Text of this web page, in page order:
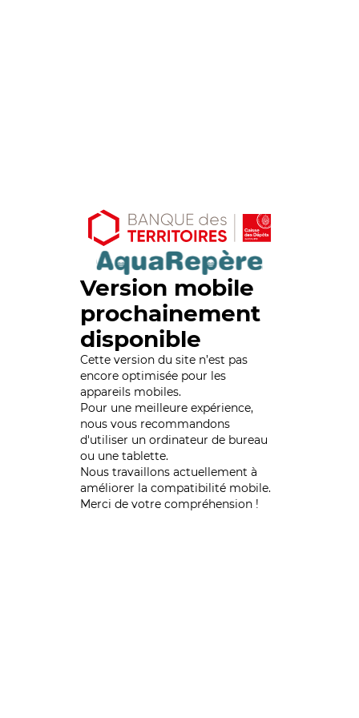
Version mobile
prochainement
disponible
Cette version du site n’est pas
encore optimisée pour les
appareils mobiles.
Pour une meilleure expérience,
nous vous recommandons
d'utiliser un ordinateur de bureau
ou une tablette.
Nous travaillons actuellement à
améliorer la compatibilité mobile.
Merci de votre compréhension !